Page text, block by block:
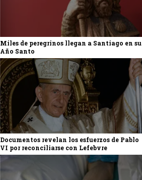
Miles de peregrinos llegan a Santiago en su
Año Santo
Documentos revelan los esfuerzos de Pablo
VI por reconciliarse con Lefebvre